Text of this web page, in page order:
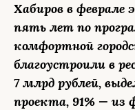
Хабиров в феврале
пять лет по
комфортной
благоустроили в
7 млрд рублей,
проекта, 91% — из